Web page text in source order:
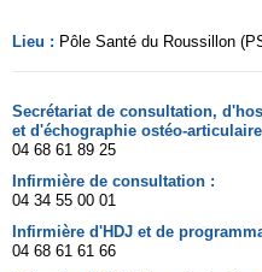
Lieu : Pôle Santé du Roussillon
Secrétariat de consultation,
et d'échographie ostéo-
04 68 61 89 25
Infirmière de consultation :
04 34 55 00 01
Infirmière d'HDJ et de
04 68 61 61 66